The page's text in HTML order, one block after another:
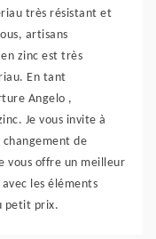
très résistant et
artisans
zinc est très
En tant
Angelo ,
Je vous invite à
de
vous offre un meilleur
les éléments
petit prix.